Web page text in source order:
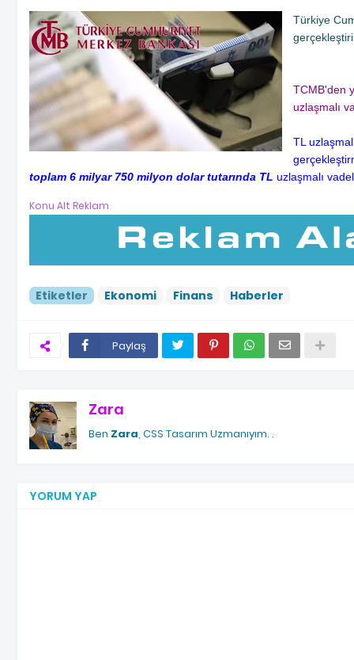
Türkiye
TCMB'den
uzlaşmalı
TL
toplam 6 milyar 750 milyon dolar tutarında TL uzlaşmalı
Konu Alt Reklam
Etiketler Ekonomi Finans Haberler
Paylaş
Zara
Ben Zara , CSS Tasarım Uzmanıyım. .
YORUM YAP